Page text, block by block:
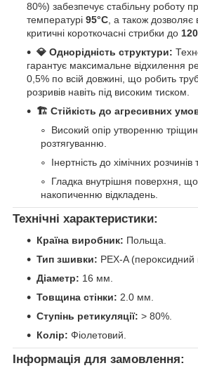
80%) забезпечує стабільну роботу
температурі 95°C, а також дозволяє
критичні короткочасні стрибки до
💎 Однорідність структури:
гарантує максимальне відхилення
0,5% по всій довжині, що робить
розривів навіть під високим тиском.
🏗️ Стійкість до агресивних
Високий опір утворенню
розтягуванню.
Інертність до хімічних розчинів
Гладка внутрішня поверхня, що
накопиченню відкладень.
Технічні характеристики:
Країна виробник: Польща.
Тип зшивки: PEX-A (пероксидний
Діаметр: 16 мм.
Товщина стінки: 2.0 мм.
Ступінь ретикуляції: > 80%.
Колір: Фіолетовий.
Інформація для замовлення: